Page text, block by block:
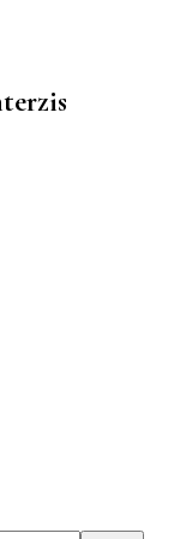
cumparare online
cumparare online